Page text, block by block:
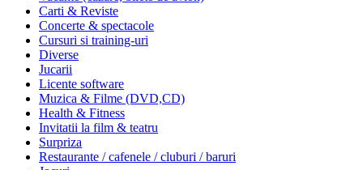
Carti & Reviste
Concerte & spectacole
Cursuri si training-uri
Diverse
Jucarii
Licente software
Muzica & Filme (DVD,CD)
Health & Fitness
Invitatii la film & teatru
Surpriza
Restaurante / cafenele / cluburi / baruri